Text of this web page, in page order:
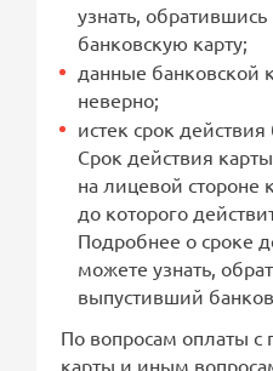
узнать,
банковскую карту;
данные банковской
неверно;
истек срок
Срок действия
на лицевой стороне
до которого
Подробнее о сроке
можете узнать,
выпустивший
По вопросам оплаты
карты и иным